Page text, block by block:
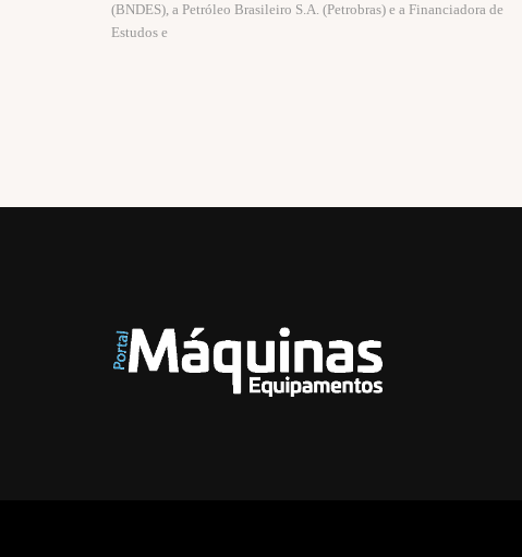
(BNDES), a Petróleo Brasileiro S.A. (Petrobras) e a Financiadora de
Estudos e